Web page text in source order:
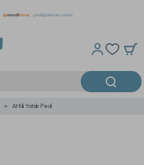
At Kılı Yatak Pedi